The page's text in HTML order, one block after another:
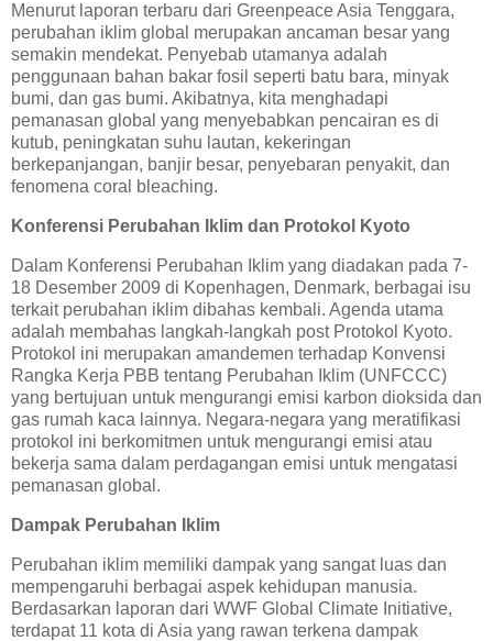
Menurut laporan terbaru dari Greenpeace Asia Tenggara,
perubahan iklim global merupakan ancaman besar yang
semakin mendekat. Penyebab utamanya adalah
penggunaan bahan bakar fosil seperti batu bara, minyak
bumi, dan gas bumi. Akibatnya, kita menghadapi
pemanasan global yang menyebabkan pencairan es di
kutub, peningkatan suhu lautan, kekeringan
berkepanjangan, banjir besar, penyebaran penyakit, dan
fenomena coral bleaching.
Konferensi Perubahan Iklim dan Protokol Kyoto
Dalam Konferensi Perubahan Iklim yang diadakan pada 7-
18 Desember 2009 di Kopenhagen, Denmark, berbagai isu
terkait perubahan iklim dibahas kembali. Agenda utama
adalah membahas langkah-langkah post Protokol Kyoto.
Protokol ini merupakan amandemen terhadap Konvensi
Rangka Kerja PBB tentang Perubahan Iklim (UNFCCC)
yang bertujuan untuk mengurangi emisi karbon dioksida dan
gas rumah kaca lainnya. Negara-negara yang meratifikasi
protokol ini berkomitmen untuk mengurangi emisi atau
bekerja sama dalam perdagangan emisi untuk mengatasi
pemanasan global.
Dampak Perubahan Iklim
Perubahan iklim memiliki dampak yang sangat luas dan
mempengaruhi berbagai aspek kehidupan manusia.
Berdasarkan laporan dari WWF Global Climate Initiative,
terdapat 11 kota di Asia yang rawan terkena dampak